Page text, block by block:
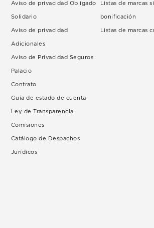
Aviso de privacidad Obligado
Solidario
Aviso de privacidad
Adicionales
Aviso de Privacidad Seguros
Palacio
Contrato
Guía de estado de cuenta
Ley de Transparencia
Comisiones
Catálogo de Despachos
Jurídicos
Listas de marcas
bonificación
Listas de marcas